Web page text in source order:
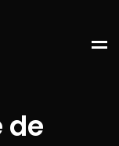
de